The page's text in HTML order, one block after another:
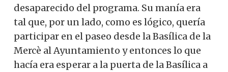
desaparecido del programa. Su manía era
tal que, por un lado, como es lógico, quería
participar en el paseo desde la Basílica de la
Mercè al Ayuntamiento y entonces lo que
hacía era esperar a la puerta de la Basílica a